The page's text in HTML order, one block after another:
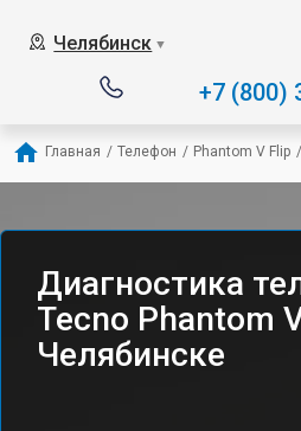
Челябинск ▼
+7 (800)
Главная / Телефон / Phantom V Flip /
Диагностика
Tecno Phantom
Челябинске